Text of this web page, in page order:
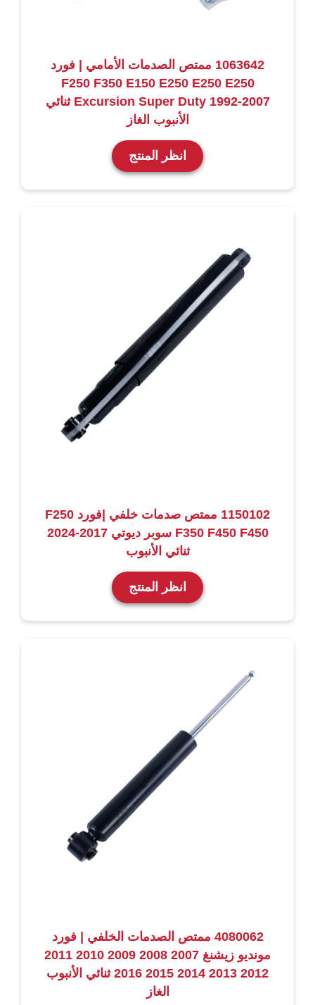
1063642 ممتص الصدمات الأمامي | فورد
F250 F350 E150 E250 E250 E250
Excursion Super Duty 1992-2007 ثنائي
الأنبوب الغاز
انظر المنتج
1150102 ممتص صدمات خلفي |فورد F250
F350 F450 F450 سوبر ديوتي 2017-2024
ثنائي الأنبوب
انظر المنتج
4080062 ممتص الصدمات الخلفي | فورد
مونديو زيشنغ 2007 2008 2009 2010 2011
2012 2013 2014 2015 2016 ثنائي الأنبوب
الغاز